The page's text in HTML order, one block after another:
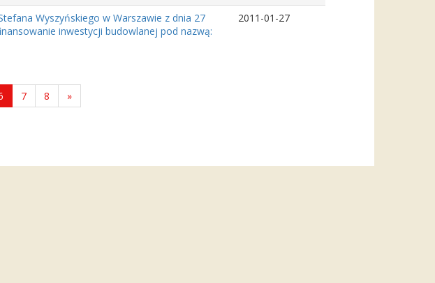
Wyszyńskiego w Warszawie z dnia 27
inwestycji budowlanej pod nazwą:
2011-01-27
7 8 »